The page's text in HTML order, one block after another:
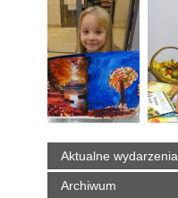
Aktualne wydarzenia
Archiwum